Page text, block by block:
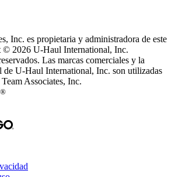
Inc. es propietaria y administradora de este
© 2026 U-Haul International, Inc.
Las marcas comerciales y la
de U-Haul International, Inc. son utilizadas
Associates, Inc.
®